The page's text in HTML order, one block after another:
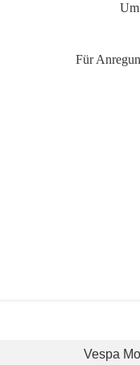
Um
Für
Vespa